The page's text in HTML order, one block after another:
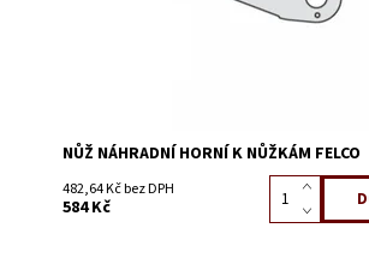
NŮŽ NÁHRADNÍ HORNÍ K NŮŽKÁM FELCO
482,64 Kč bez DPH
584 Kč